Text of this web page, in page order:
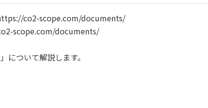
co2-scope.com/documents/
scope.com/documents/
について解説します。